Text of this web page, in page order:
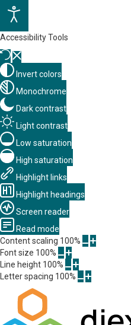
Accessibility Tools
Invert colors
Monochrome
Dark contrast
Light contrast
Low saturation
High saturation
Highlight links
Highlight headings
Screen reader
Read mode
Content scaling 100%
Font size 100%
Line height 100%
Letter spacing 100%